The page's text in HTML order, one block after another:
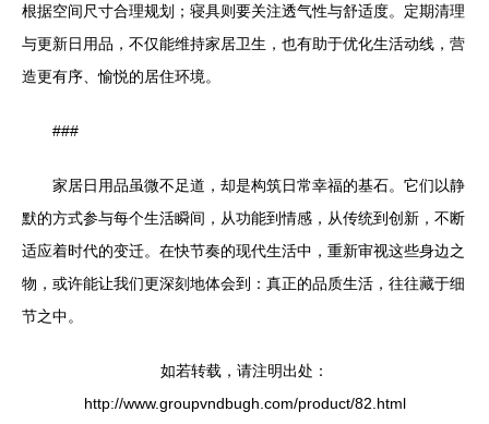
根据空间尺寸合理规划；寝具则要关注透气性与舒适度。定期清理
与更新日用品，不仅能维持家居卫生，也有助于优化生活动线，营
造更有序、愉悦的居住环境。
###
家居日用品虽微不足道，却是构筑日常幸福的基石。它们以静
默的方式参与每个生活瞬间，从功能到情感，从传统到创新，不断
适应着时代的变迁。在快节奏的现代生活中，重新审视这些身边之
物，或许能让我们更深刻地体会到：真正的品质生活，往往藏于细
节之中。
如若转载，请注明出处：
http://www.groupvndbugh.com/product/82.html